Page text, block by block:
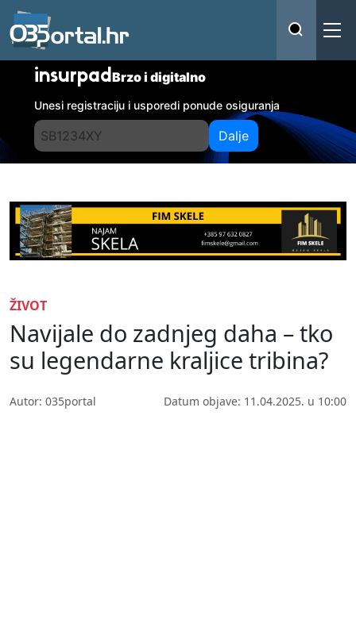
insurpadBrzo i digitalno
Unesi registraciju i usporedi ponude osiguranja
Dalje
ŽIVOT
Navijale do zadnjeg daha – tko
su legendarne kraljice tribina?
Autor: 035portal Datum objave: 11.04.2025. u 10:00